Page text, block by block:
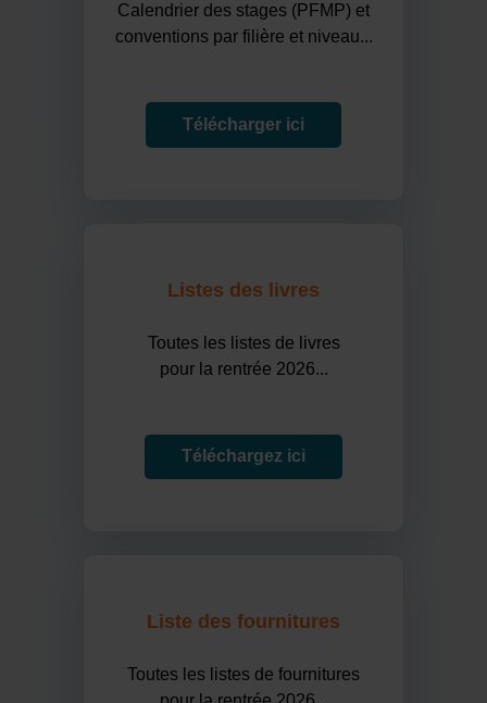
Calendrier des stages (PFMP) et
conventions par filière et niveau...
Télécharger ici
Listes des livres
Toutes les listes de livres
pour la rentrée 2026...
Téléchargez ici
Liste des fournitures
Toutes les listes de fournitures